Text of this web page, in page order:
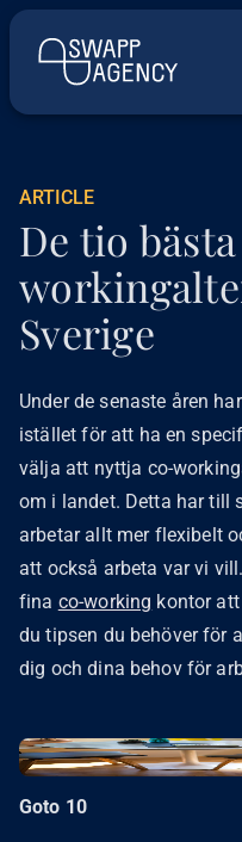
ARTICLE
De tio
Sverige
Under de senaste åren
istället för att ha en
välja att nyttja co-
om i landet. Detta har till
arbetar allt mer flexibelt
att också arbeta var vi
fina co-working kontor
du tipsen du behöver för
dig och dina behov för
Goto 10